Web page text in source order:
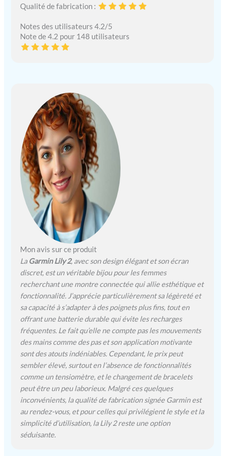
Qualité de fabrication :
Notes des utilisateurs 4.2/5
Note de 4.2 pour 148 utilisateurs
Mon avis sur ce produit
La Garmin Lily 2, avec son design élégant et son écran
discret, est un véritable bijou pour les femmes
recherchant une montre connectée qui allie esthétique et
fonctionnalité. J’apprécie particulièrement sa légèreté et
sa capacité à s’adapter à des poignets plus fins, tout en
offrant une batterie durable qui évite les recharges
fréquentes. Le fait qu’elle ne compte pas les mouvements
des mains comme des pas et son application motivante
sont des atouts indéniables. Cependant, le prix peut
sembler élevé, surtout en l’absence de fonctionnalités
comme un tensiomètre, et le changement de bracelets
peut être un peu laborieux. Malgré ces quelques
inconvénients, la qualité de fabrication signée Garmin est
au rendez-vous, et pour celles qui privilégient le style et la
simplicité d’utilisation, la Lily 2 reste une option
séduisante.